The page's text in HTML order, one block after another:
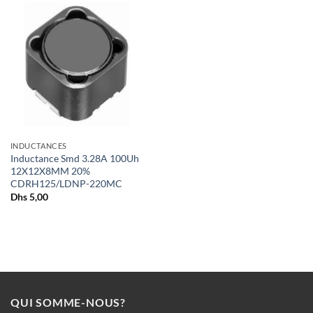
INDUCTANCES
Inductance Smd 3.28A 100Uh
12X12X8MM 20%
CDRH125/LDNP-220MC
Dhs5,00
QUI SOMME-NOUS?